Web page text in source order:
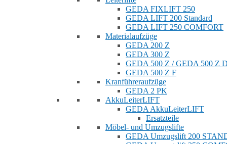
GEDA FIXLIFT 250
GEDA LIFT 200 Standard
GEDA LIFT 250 COMFORT
Materialaufzüge
GEDA 200 Z
GEDA 300 Z
GEDA 500 Z / GEDA 500 Z
GEDA 500 Z F
Kranführeraufzüge
GEDA 2 PK
AkkuLeiterLIFT
GEDA AkkuLeiterLIFT
Ersatzteile
Möbel- und Umzugslifte
GEDA Umzugslift 200